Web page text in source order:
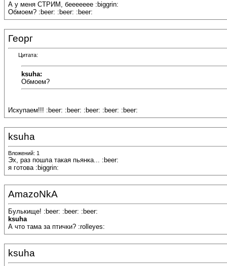
А у меня СТРИМ, беееееее :biggrin:
Обмоем? :beer: :beer: :beer:
Георг
Цитата:
ksuha:
Обмоем?
Искупаем!!! :beer: :beer: :beer: :beer: :beer:
ksuha
Вложений: 1
Эх, раз пошла такая пьянка... :beer:
я готова :biggrin:
AmazoNkA
Булькище! :beer: :beer: :beer:
ksuha
А что тама за птички? :rolleyes:
ksuha